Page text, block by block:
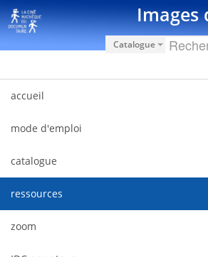
Zum Inhalt wechseln Images
Catalogue
accueil
mode d'emploi
catalogue
ressources
zoom